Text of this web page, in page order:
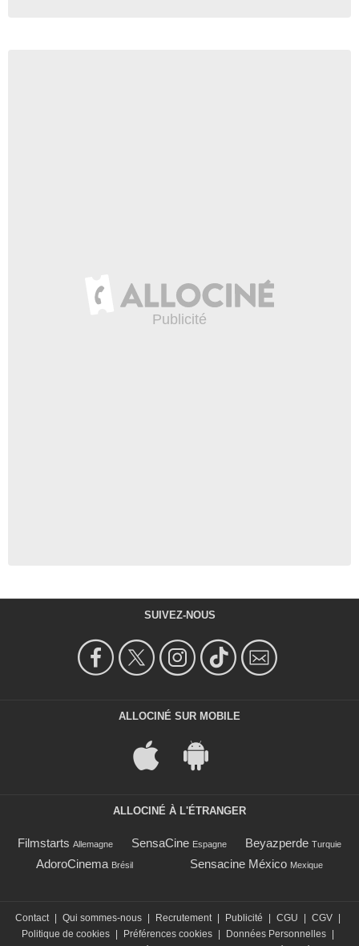
SUIVEZ-NOUS
ALLOCINÉ SUR MOBILE
ALLOCINÉ À L'ÉTRANGER
Filmstarts Allemagne SensaCine Espagne Beyazperde Turquie
AdoroCinema Brésil Sensacine México Mexique
Contact | Qui sommes-nous | Recrutement | Publicité | CGU | CGV |
Politique de cookies | Préférences cookies | Données Personnelles |